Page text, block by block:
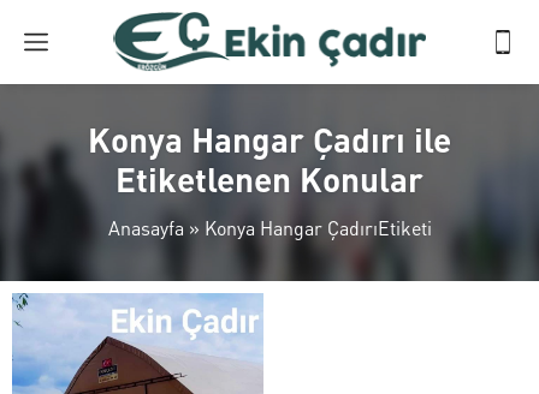
Konya Hangar Çadırı ile
Etiketlenen Konular
Anasayfa » Konya Hangar ÇadırıEtiketi